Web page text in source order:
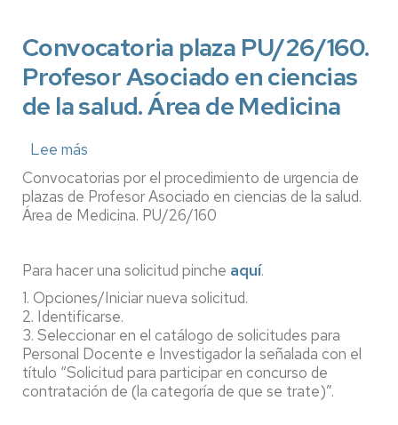
Convocatoria plaza PU/26/160.
Profesor Asociado en ciencias
de la salud. Área de Medicina
Lee más
Convocatoria
plaza
PU/26/160.
en
ciencias
de
la
salud.
Área
Convocatorias por el procedimiento de urgencia de
plazas de Profesor Asociado en ciencias de la salud.
Área de Medicina. PU/26/160
Para hacer una solicitud pinche aquí.
1. Opciones/Iniciar nueva solicitud.
2. Identificarse.
3. Seleccionar en el catálogo de solicitudes para
Personal Docente e Investigador la señalada con el
título “Solicitud para participar en concurso de
contratación de (la categoría de que se trate)”.